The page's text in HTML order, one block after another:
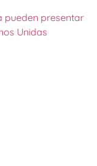
pueden presentar
Unidas